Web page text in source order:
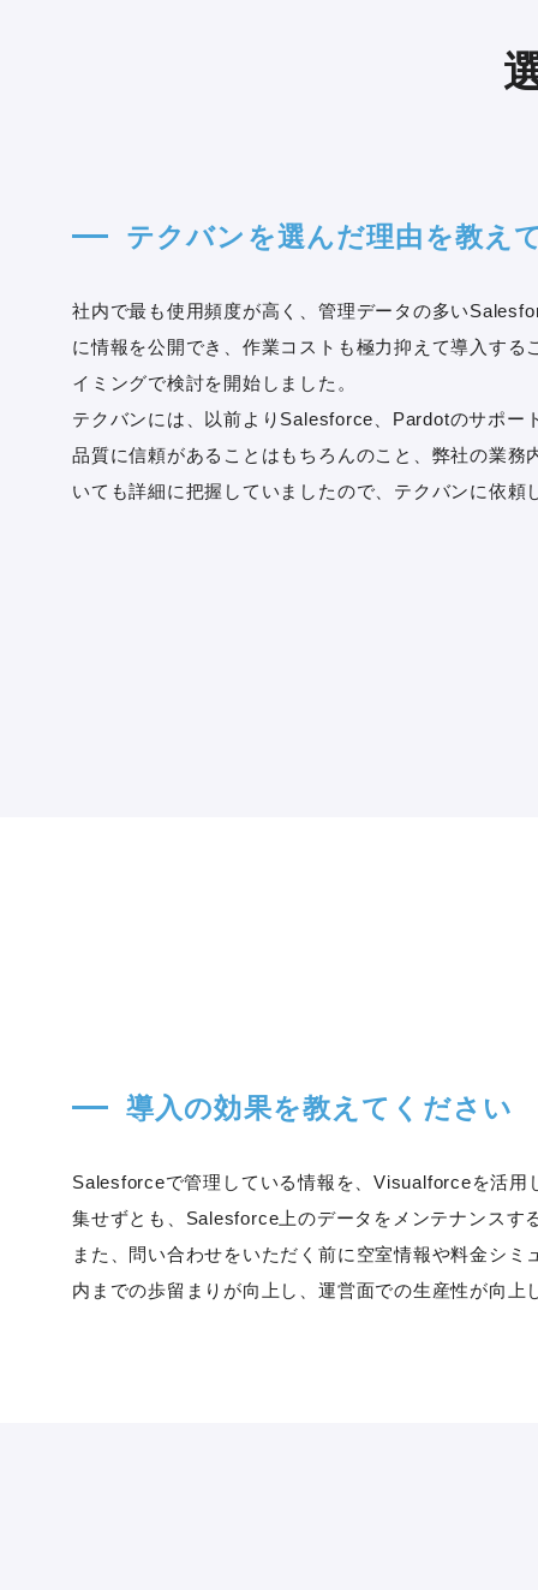
テクバンを選んだ理由を教え
社内で最も使用頻度が高く、管理データの多い
に情報を公開でき、作業コストも極力抑えて導入す
イミングで検討を開始しました。
テクバンには、以前よりSalesforce、Pardotのサポー
品質に信頼があることはもちろんのこと、弊社の業
いても詳細に把握していましたので、テクバンに依頼
導入の効果を教えてください
Salesforceで管理している情報を、Visualforceを活
集せずとも、Salesforce上のデータをメンテナンスす
また、問い合わせをいただく前に空室情報や料金シ
内までの歩留まりが向上し、運営面での生産性が向上